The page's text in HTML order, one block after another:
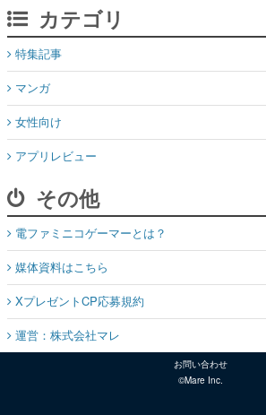
カテゴリ
特集記事
マンガ
女性向け
アプリレビュー
その他
電ファミニコゲーマーとは？
媒体資料はこちら
XプレゼントCP応募規約
運営：株式会社マレ
お問い合わせ
©Mare Inc.